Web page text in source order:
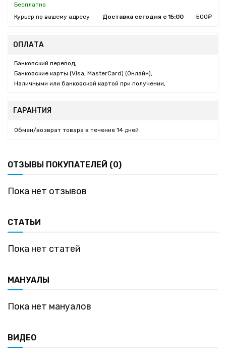
Бесплатно
Курьер по вашему адресу
Доставка сегодня с 15:00 500₽
ОПЛАТА
Банковский перевод,
Банковские карты (Visa, MasterCard) (Онлайн),
Наличными или банковской картой при получении,
ГАРАНТИЯ
Обмен/возврат товара в течение 14 дней
ОТЗЫВЫ ПОКУПАТЕЛЕЙ (0)
Пока нет отзывов
СТАТЬИ
Пока нет статей
МАНУАЛЫ
Пока нет мануалов
ВИДЕО